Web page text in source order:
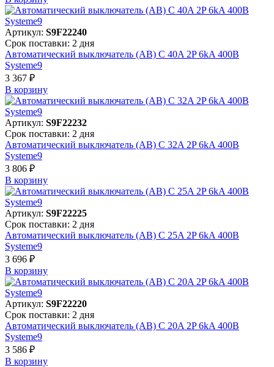
Артикул: S9F22240
Срок поставки: 2 дня
Автоматический выключатель (АВ) C 40A 2P 6kA 400В
Systeme9
3 367 ₽
В корзинy
Артикул: S9F22232
Срок поставки: 2 дня
Автоматический выключатель (АВ) C 32A 2P 6kA 400В
Systeme9
3 806 ₽
В корзинy
Артикул: S9F22225
Срок поставки: 2 дня
Автоматический выключатель (АВ) C 25A 2P 6kA 400В
Systeme9
3 696 ₽
В корзинy
Артикул: S9F22220
Срок поставки: 2 дня
Автоматический выключатель (АВ) C 20A 2P 6kA 400В
Systeme9
3 586 ₽
В корзинy